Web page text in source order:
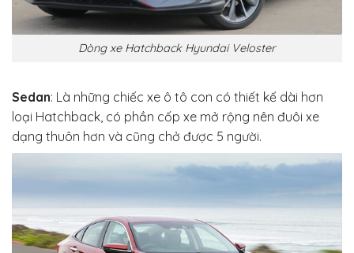
Dòng xe Hatchback Hyundai Veloster
Sedan: Là những chiếc xe ô tô con có thiết kế dài hơn
loại Hatchback, có phần cốp xe mở rộng nên đuôi xe
dạng thuôn hơn và cũng chở được 5 người.